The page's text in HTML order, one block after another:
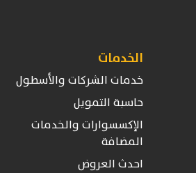
الخدمات
خدمات الشركات والأسطول
حاسبة التمويل
الإكسسوارات والخدمات
المضافة
احدث العروض